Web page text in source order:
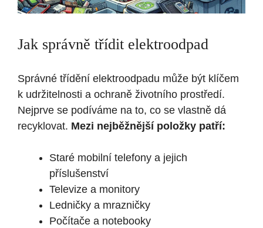
Jak správně třídit elektroodpad
Správné třídění elektroodpadu může být klíčem
k udržitelnosti a ochraně životního prostředí.
Nejprve se podíváme na to, co se vlastně dá
recyklovat. Mezi nejběžnější položky patří:
Staré mobilní telefony a jejich
příslušenství
Televize a monitory
Ledničky a mrazničky
Počítače a notebooky